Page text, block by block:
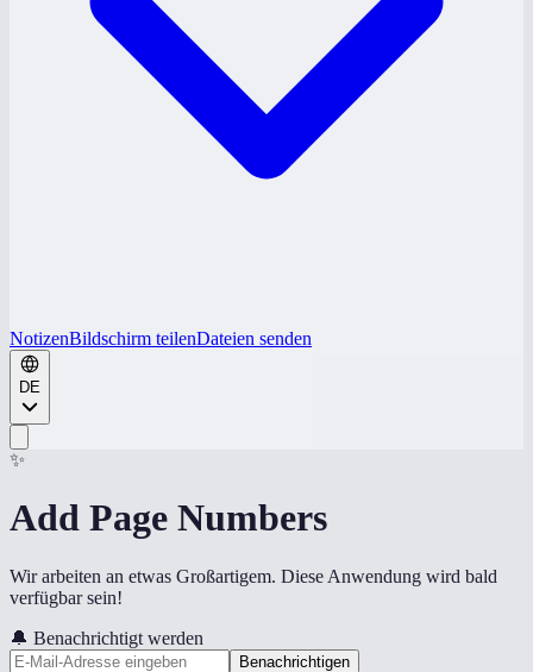
NotizenBildschirm teilenDateien senden
DE
✨
Add Page Numbers
Wir arbeiten an etwas Großartigem. Diese Anwendung wird bald
verfügbar sein!
🔔 Benachrichtigt werden
Benachrichtigen